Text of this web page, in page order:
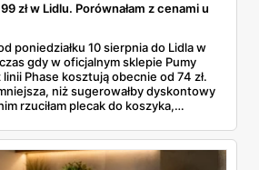
zł w Lidlu. Porównałam z cenami u
poniedziałku 10 sierpnia do Lidla w
gdy w oficjalnym sklepie Pumy
Phase kosztują obecnie od 74 zł.
niż sugerowałby dyskontowy
rzuciłam plecak do koszyka,
sprzedaje Lidl, ile kosztują
i komu ten zakup naprawdę